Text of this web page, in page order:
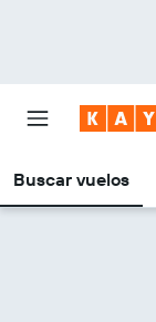
Buscar vuelos